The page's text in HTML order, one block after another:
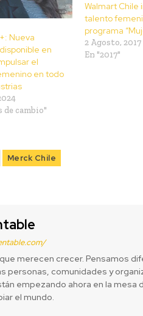
Nueva
en
el
en todo
de cambio"
Walmart Chile
talento
programa
2 Agosto, 2017
En "2017"
Merck Chile
merecen crecer. Pensamos
personas, comunidades y
empezando ahora en la mesa
el mundo.